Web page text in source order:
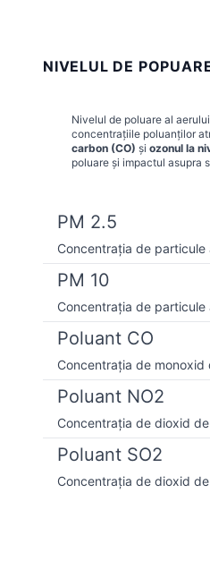
NIVELUL DE
Nivelul de poluare al
concentrațiile poluanților
carbon (CO) și ozonul la
poluare și impactul asupra
PM 2.5
Concentrația de
PM 10
Concentrația de
Poluant CO
Concentrația de
Poluant NO2
Concentrația de dioxid
Poluant SO2
Concentrația de dioxid